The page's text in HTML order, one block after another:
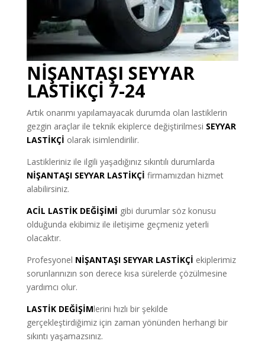
NİŞANTAŞI SEYYAR
LASTİKÇİ 7-24
Artık onarımı yapılamayacak durumda olan lastiklerin
gezgin araçlar ile teknik ekiplerce değiştirilmesi SEYYAR
LASTİKÇİ olarak isimlendirilir.
Lastikleriniz ile ilgili yaşadığınız sıkıntılı durumlarda
NİŞANTAŞI SEYYAR LASTİKÇİ firmamızdan hizmet
alabilirsiniz.
ACİL LASTİK DEĞİŞİMİ gibi durumlar söz konusu
olduğunda ekibimiz ile iletişime geçmeniz yeterli
olacaktır.
Profesyonel NİŞANTAŞI SEYYAR LASTİKÇİ ekiplerimiz
sorunlarınızın son derece kısa sürelerde çözülmesine
yardımcı olur.
LASTİK DEĞİŞİMlerini hızlı bir şekilde
gerçekleştirdiğimiz için zaman yönünden herhangi bir
sıkıntı yaşamazsınız.